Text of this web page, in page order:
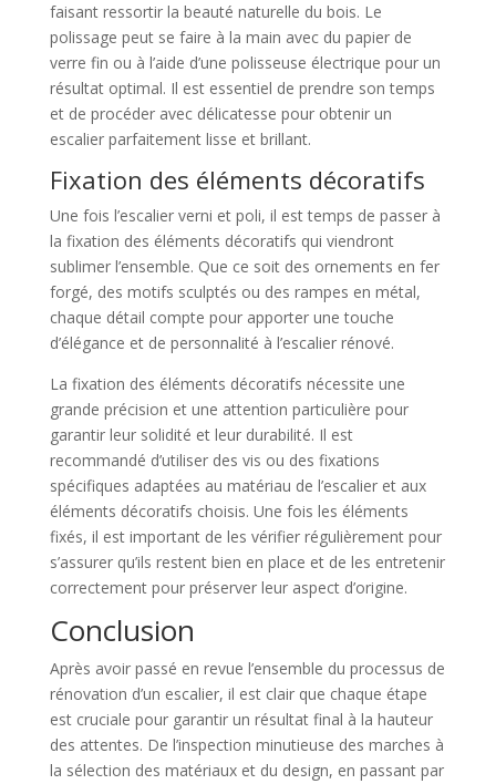
faisant ressortir la beauté naturelle du bois. Le
polissage peut se faire à la main avec du papier de
verre fin ou à l’aide d’une polisseuse électrique pour un
résultat optimal. Il est essentiel de prendre son temps
et de procéder avec délicatesse pour obtenir un
escalier parfaitement lisse et brillant.
Fixation des éléments décoratifs
Une fois l’escalier verni et poli, il est temps de passer à
la fixation des éléments décoratifs qui viendront
sublimer l’ensemble. Que ce soit des ornements en fer
forgé, des motifs sculptés ou des rampes en métal,
chaque détail compte pour apporter une touche
d’élégance et de personnalité à l’escalier rénové.
La fixation des éléments décoratifs nécessite une
grande précision et une attention particulière pour
garantir leur solidité et leur durabilité. Il est
recommandé d’utiliser des vis ou des fixations
spécifiques adaptées au matériau de l’escalier et aux
éléments décoratifs choisis. Une fois les éléments
fixés, il est important de les vérifier régulièrement pour
s’assurer qu’ils restent bien en place et de les entretenir
correctement pour préserver leur aspect d’origine.
Conclusion
Après avoir passé en revue l’ensemble du processus de
rénovation d’un escalier, il est clair que chaque étape
est cruciale pour garantir un résultat final à la hauteur
des attentes. De l’inspection minutieuse des marches à
la sélection des matériaux et du design, en passant par